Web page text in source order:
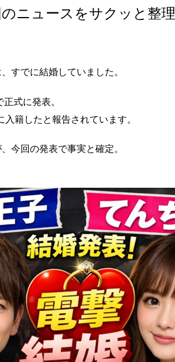
ニュースをサクッと整理
すでに結婚していました。
式に発表。
籍したと報告されています。
今回の発表で事実と確定。